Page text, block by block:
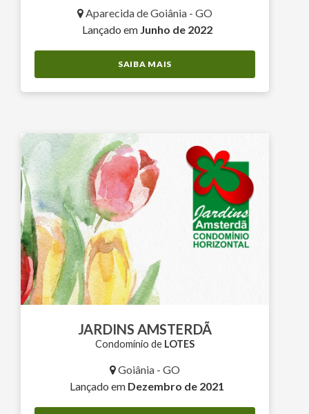
Aparecida de Goiânia - GO
Lançado em Junho de 2022
SAIBA MAIS
JARDINS AMSTERDÃ
Condomínio de LOTES
Goiânia - GO
Lançado em Dezembro de 2021